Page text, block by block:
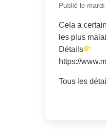
Publié le
Cela a
les plus
Détails
https://
Tous les